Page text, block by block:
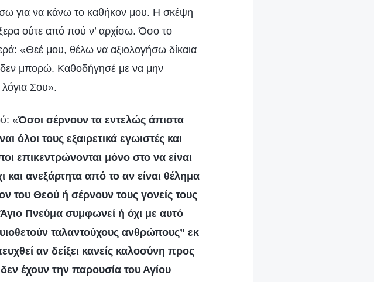
για να κάνω το καθήκον μου. Η σκέψη
ούτε από πού ν’ αρχίσω. Όσο το
«Θεέ μου, θέλω να αξιολογήσω δίκαια
δεν μπορώ. Καθοδήγησέ με να μην
Σου».
«Όσοι σέρνουν τα εντελώς άπιστα
όλοι τους εξαιρετικά εγωιστές και
επικεντρώνονται μόνο στο να είναι
και ανεξάρτητα από το αν είναι θέλημα
του Θεού ή σέρνουν τους γονείς τους
Πνεύμα συμφωνεί ή όχι με αυτό
ταλαντούχους ανθρώπους” εκ
αν δείξει κανείς καλοσύνη προς
έχουν την παρουσία του Αγίου